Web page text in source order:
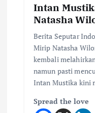
Intan
Natasha
Berita Seputar
Mirip Natasha
kembali
namun pasti
Intan Mustika kini
Spread the love